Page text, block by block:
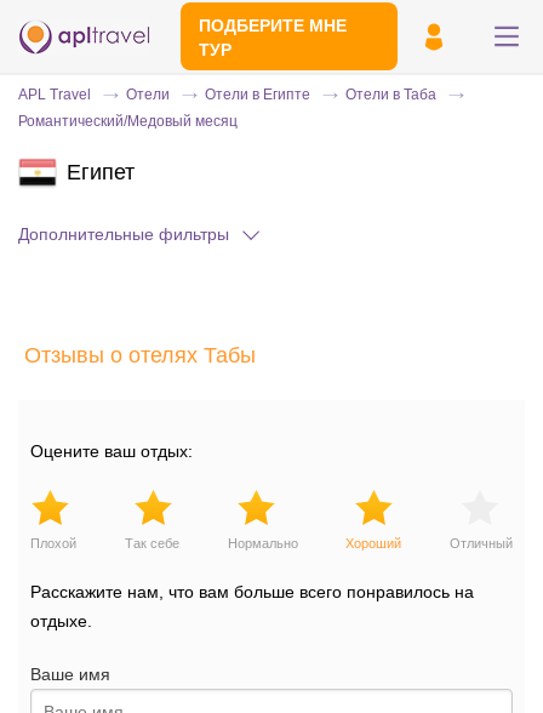
ПОДБЕРИТЕ МНЕ
ТУР
Отправьте свой номер телефона
APL Travel Отели Отели в Египте
Отели в Таба
Романтический/Медовый месяц
Египет
Дополнительные фильтры
Отзывы о отелях Табы
Оцените ваш отдых:
Плохой Так себе Нормально Хороший Отличный
Расскажите нам, что вам больше всего понравилось на
отдыхе.
Ваше имя